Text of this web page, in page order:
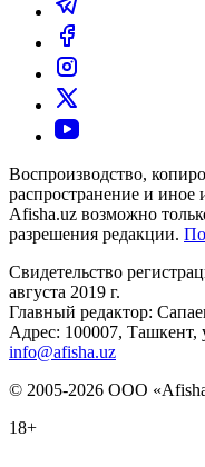
Воспроизводство,
распространение и иное
Afisha.uz возможно
разрешения редакции.
Свидетельство
августа 2019 г.
Главный редактор:
Адрес: 100007,
info@afisha.uz
© 2005-2026 ООО
18+